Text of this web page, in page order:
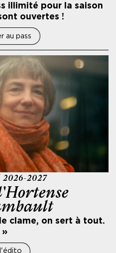
illimité pour la saison
ouvertes !
au pass
2027
clame, on sert à tout.
»
l'édito